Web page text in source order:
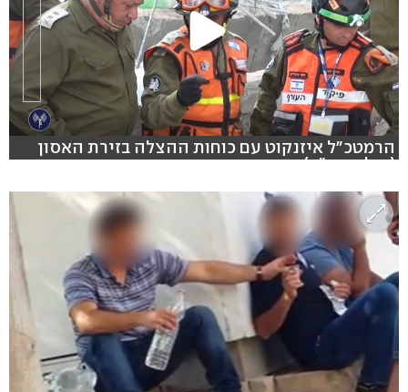
הרמטכ"ל איזנקוט עם כוחות ההצלה בזירת האסון
(צילום: דו"צ)